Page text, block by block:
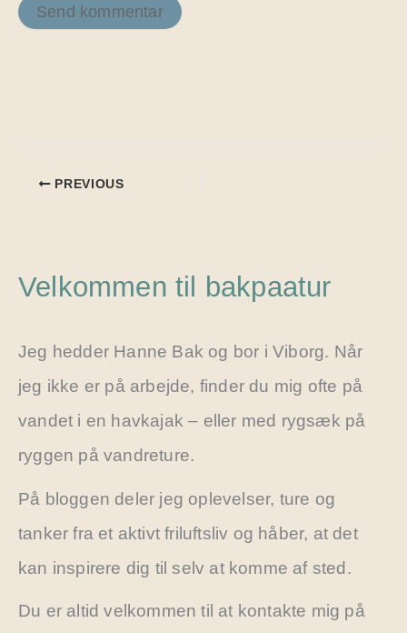
PREVIOUS
Velkommen til bakpaatur
Jeg hedder Hanne Bak og bor i Viborg. Når
jeg ikke er på arbejde, finder du mig ofte på
vandet i en havkajak – eller med rygsæk på
ryggen på vandreture.
På bloggen deler jeg oplevelser, ture og
tanker fra et aktivt friluftsliv og håber, at det
kan inspirere dig til selv at komme af sted.
Du er altid velkommen til at kontakte mig på